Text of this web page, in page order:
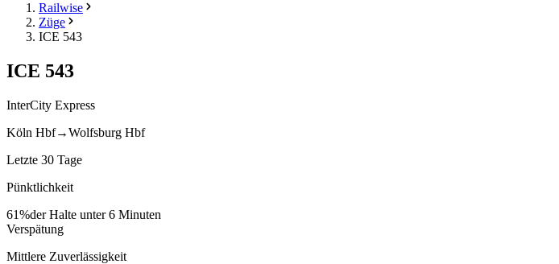
Railwise
Züge
ICE 543
ICE 543
InterCity Express
Köln Hbf→Wolfsburg Hbf
Letzte 30 Tage
Pünktlichkeit
61%der Halte unter 6 Minuten
Verspätung
Mittlere Zuverlässigkeit